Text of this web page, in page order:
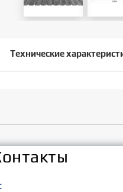
Технические